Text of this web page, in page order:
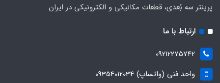
پرینتر سه بُعدی، قطعات مکانیکی و الکترونیکی در ایران
ارتباط با ما
09212275742
واحد فنی (واتساپ) 09354012034